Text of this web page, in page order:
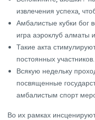
извлечения успеха,
Амбалистые кубки бог
игра аэроклуб алматы
Такие акта
постоянных участников.
Всякую недельку
посвященные
амбалистым спорт
Во их рамках